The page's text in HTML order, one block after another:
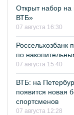
Открыт набор
ВТБ»
07 августа 16:30
Россельхозбанк
по
07 августа 15:40
ВТБ: на
появится новая
спортсменов
07 августа 12:28